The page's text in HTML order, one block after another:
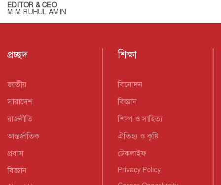
EDITOR & CEO
M M RUHUL AMIN
প্রচ্ছদ
জাতীয়
সারাদেশ
রাজনীতি
আন্তর্জাতিক
প্রবাস
বিজ্ঞান
শিক্ষা
বিনোদন
বিজ্ঞান
শিল্প ও সাহিত্য
ঐতিহ্য ও কৃষ্টি
টেকলাইফ
Privacy Policy